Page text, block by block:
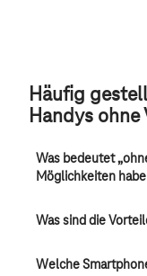
Häufig
Handys ohne
Was bedeutet
Möglichkeiten
Was sind die
Welche